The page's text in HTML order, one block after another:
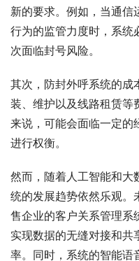
新的要求。例如，当通信
行为的监管力度时，系统
次面临封号风险。
其次，防封外呼系统的成
装、维护以及线路租赁等
来说，可能会面临一定的
进行权衡。
然而，随着人工智能和大
统的发展趋势依然乐观。
售企业的客户关系管理系
实现数据的无缝对接和共
率。同时，系统的智能语